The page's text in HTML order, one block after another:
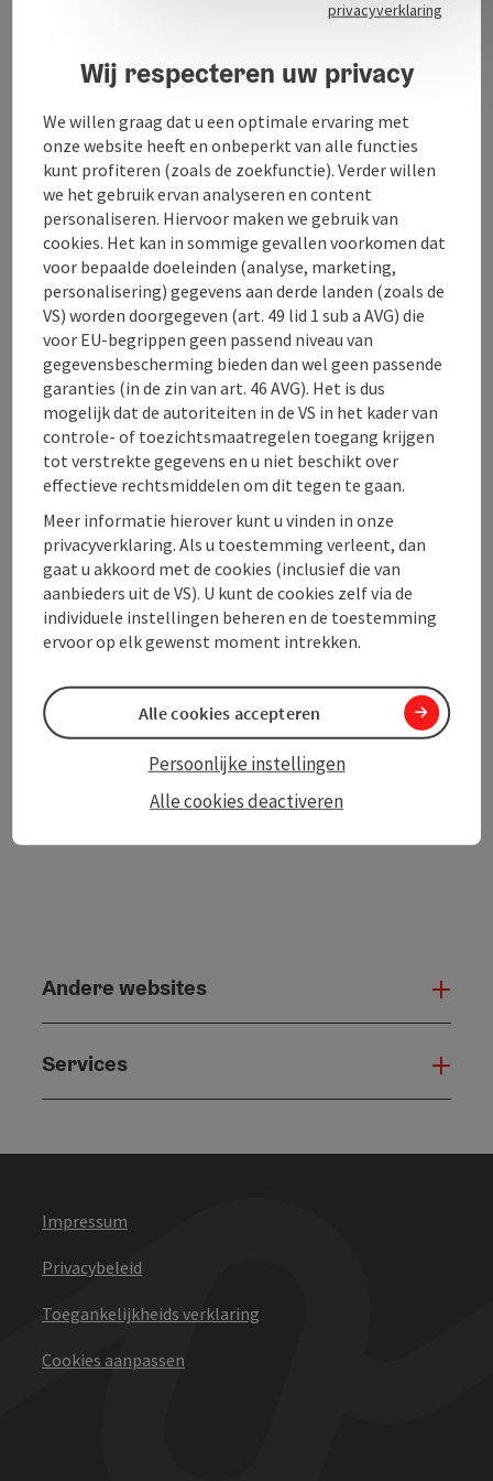
prints, die bestaan uit vele korte filmrollen, een
tijdens de bioscoopvertoning en gaat het weer open
aan het einde van de bioscoopervaring.
Contact
Openingstijden
Ligging
Toegankelijkheid
PDF aanmaken In de buurt
powered byTOURDATA
Andere websites
Services
Impressum
Privacybeleid
Toegankelijkheids verklaring
Cookies aanpassen
privacyverklaring
Wij respecteren uw privacy
We willen graag dat u een optimale ervaring met
onze website heeft en onbeperkt van alle functies
kunt profiteren (zoals de zoekfunctie). Verder willen
we het gebruik ervan analyseren en content
personaliseren. Hiervoor maken we gebruik van
cookies. Het kan in sommige gevallen voorkomen dat
voor bepaalde doeleinden (analyse, marketing,
personalisering) gegevens aan derde landen (zoals de
VS) worden doorgegeven (art. 49 lid 1 sub a AVG) die
voor EU-begrippen geen passend niveau van
gegevensbescherming bieden dan wel geen passende
garanties (in de zin van art. 46 AVG). Het is dus
mogelijk dat de autoriteiten in de VS in het kader van
controle- of toezichtsmaatregelen toegang krijgen
tot verstrekte gegevens en u niet beschikt over
effectieve rechtsmiddelen om dit tegen te gaan.
Meer informatie hierover kunt u vinden in onze
privacyverklaring. Als u toestemming verleent, dan
gaat u akkoord met de cookies (inclusief die van
aanbieders uit de VS). U kunt de cookies zelf via de
individuele instellingen beheren en de toestemming
ervoor op elk gewenst moment intrekken.
Alle cookies deactiveren
Persoonlijke instellingen
Alle cookies accepteren